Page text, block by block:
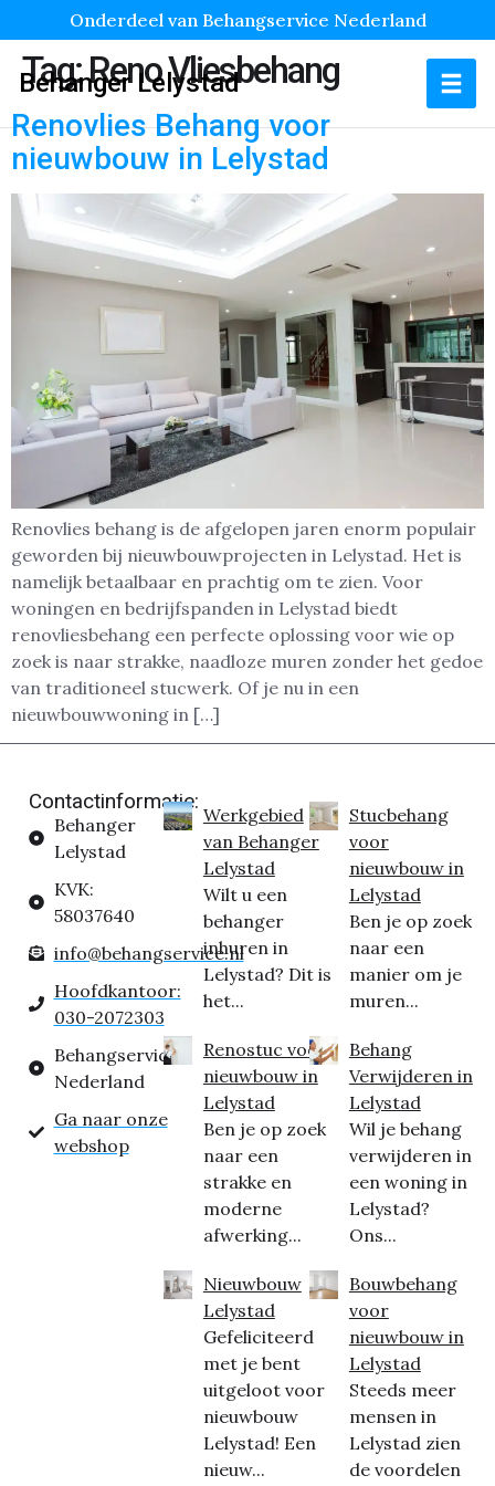
Onderdeel van Behangservice Nederland
Behanger Lelystad
Tag:Reno Vliesbehang
Renovlies Behang voor
nieuwbouw in Lelystad
Renovlies behang is de afgelopen jaren enorm populair
geworden bij nieuwbouwprojecten in Lelystad. Het is
namelijk betaalbaar en prachtig om te zien. Voor
woningen en bedrijfspanden in Lelystad biedt
renovliesbehang een perfecte oplossing voor wie op
zoek is naar strakke, naadloze muren zonder het gedoe
van traditioneel stucwerk. Of je nu in een
nieuwbouwwoning in […]
Contactinformatie:
Behanger
Lelystad
KVK:
58037640
info@behangservice.nl
Hoofdkantoor:
030-2072303
Behangservice
Nederland
Ga naar onze
webshop
Werkgebied
van Behanger
Lelystad
Wilt u een
behanger
inhuren in
Lelystad? Dit is
het...
Renostuc voor
nieuwbouw in
Lelystad
Ben je op zoek
naar een
strakke en
moderne
afwerking...
Nieuwbouw
Lelystad
Gefeliciteerd
met je bent
uitgeloot voor
nieuwbouw
Lelystad! Een
nieuw...
Stucbehang
voor
nieuwbouw in
Lelystad
Ben je op zoek
naar een
manier om je
muren...
Behang
Verwijderen in
Lelystad
Wil je behang
verwijderen in
een woning in
Lelystad?
Ons...
Bouwbehang
voor
nieuwbouw in
Lelystad
Steeds meer
mensen in
Lelystad zien
de voordelen